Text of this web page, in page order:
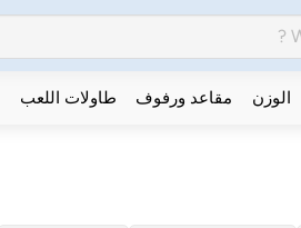
الوزن مقاعد ورفوف طاولات اللعب